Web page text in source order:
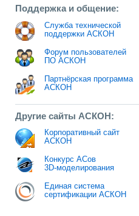
Поддержка и общение:
Служба технической
поддержки АСКОН
Форум пользователей
ПО АСКОН
Партнёрская программа
АСКОН
Другие сайты АСКОН:
Корпоративный сайт
АСКОН
Конкурс АСов
3D-моделирования
Единая система
сертификации АСКОН